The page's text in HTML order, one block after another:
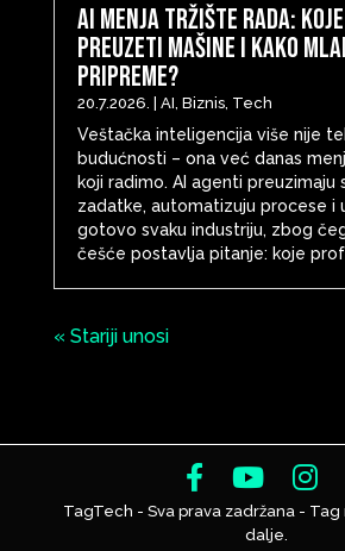
AI menja tržište rada:
preuzeti mašine i kako
pripreme?
20.7.2026. | AI Biznis, Tech
Veštačka inteligencija više nije
budućnosti – ona već danas
koji radimo. AI agenti preuzimaju
zadatke, automatizuju procese i
gotovo svaku industriju, zbog
češće postavlja pitanje: koje
« Stariji unosi
TagTech - Sva prava zadržana - Tag
dalje.